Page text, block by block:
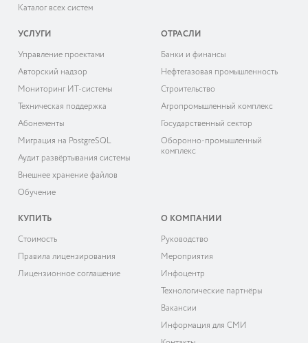
Каталог всех систем
УСЛУГИ
Управление проектами
Авторский надзор
Мониторинг ИТ-системы
Техническая поддержка
Абонементы
Миграция на PostgreSQL
Аудит развёртывания системы
Внешнее хранение файлов
Обучение
ОТРАСЛИ
Банки и финансы
Нефтегазовая промышленность
Строительство
Агропромышленный комплекс
Государственный сектор
Оборонно-промышленный
комплекс
КУПИТЬ
Cтоимость
Правила лицензирования
Лицензионное соглашение
О КОМПАНИИ
Руководство
Мероприятия
Инфоцентр
Технологические партнёры
Вакансии
Информация для СМИ